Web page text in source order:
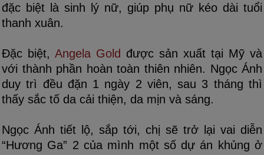
đặc biệt là sinh lý nữ, giúp phụ nữ kéo dài tuổi
thanh xuân.
Đặc biệt, Angela Gold được sản xuất tại Mỹ và
với thành phần hoàn toàn thiên nhiên. Ngọc Ánh
duy trì đều đặn 1 ngày 2 viên, sau 3 tháng thì
thấy sắc tố da cải thiện, da mịn và sáng.
Ngọc Ánh tiết lộ, sắp tới, chị sẽ trở lại vai diễn
“Hương Ga” 2 của mình một số dự án khủng ở